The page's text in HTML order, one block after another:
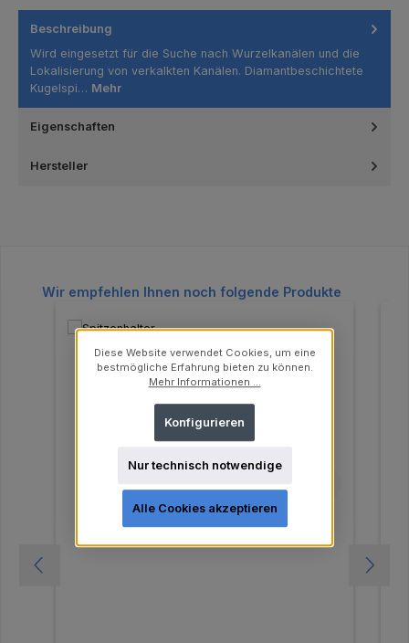
Beschreibung
Wird eingesetzt für die Suche nach Wurzelkanälen und die
Lokalisierung von verkalkten Kanälen. Diamantbeschichtete
Kugelspi… Mehr
Eigenschaften
Hersteller
Produktgalerie überspringen
Wir empfehlen Ihnen noch folgende Produkte
Spitzenhalter ohne Deckel
Diese Website verwendet Cookies, um eine
bestmögliche Erfahrung bieten zu können.
Mehr Informationen ...
Nur technisch notwendige
Konfigurieren
Alle Cookies akzeptieren